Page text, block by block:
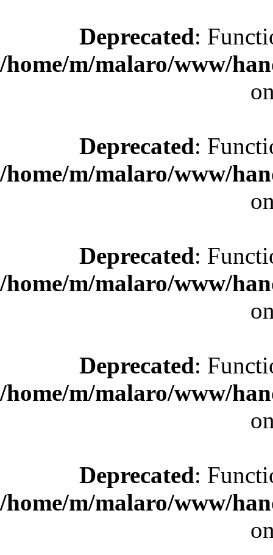
Deprecated:
/home/m/malaro/www/
Deprecated:
/home/m/malaro/www/
Deprecated:
/home/m/malaro/www/
Deprecated:
/home/m/malaro/www/
Deprecated:
/home/m/malaro/www/